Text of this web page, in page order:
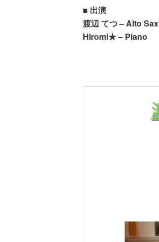
■ 出演
渡辺 てつ – Alto Sax
Hiromi★ – Piano